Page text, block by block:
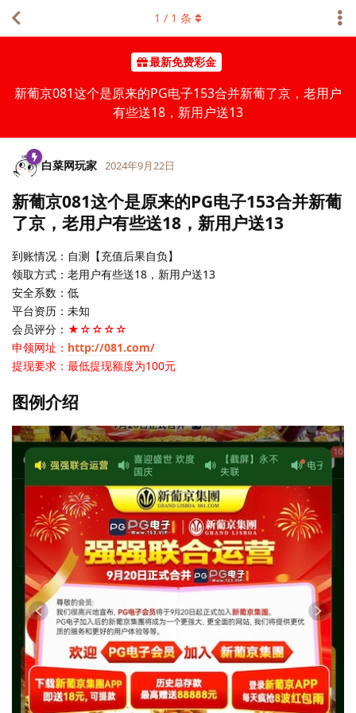
最新免费彩金
新葡京081这个是原来的PG电子153合并新葡了京，老用户
有些送18，新用户送13
1 / 1 条
白菜网玩家 2024年9月22日
新葡京081这个是原来的PG电子153合并新葡
了京，老用户有些送18，新用户送13
到账情况：自测【充值后果自负】
领取方式：老用户有些送18，新用户送13
安全系数：低
平台资历：未知
会员评分： ★☆☆☆☆
申领网址： http://081.com/
提现要求：最低提现额度为100元
图例介绍